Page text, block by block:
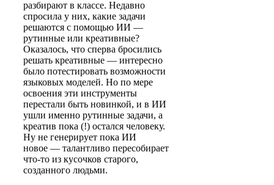
разбирают в классе. Недавно
спросила у них, какие задачи
решаются с помощью ИИ —
рутинные или креативные?
Оказалось, что сперва бросились
решать креативные — интересно
было потестировать возможности
языковых моделей. Но по мере
освоения эти инструменты
перестали быть новинкой, и в ИИ
ушли именно рутинные задачи, а
креатив пока (!) остался человеку.
Ну не генерирует пока ИИ
новое — талантливо пересобирает
что-то из кусочков старого,
созданного людьми.